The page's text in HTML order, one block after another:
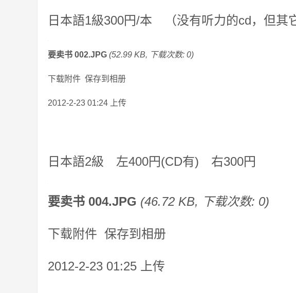
日本語1級300円/本 （没有听力的cd，但其
要卖书 002.JPG (52.99 KB, 下载次数: 0)
下载附件 保存到相册
2012-2-23 01:24 上传
日本語2級 左400円(CD有) 右300円
要卖书 004.JPG (46.72 KB, 下载次数: 0)
下载附件 保存到相册
2012-2-23 01:25 上传